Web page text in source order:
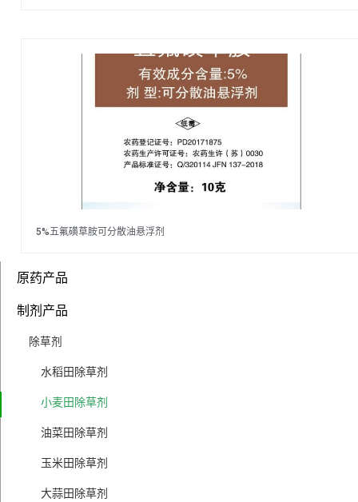
原药产品
制剂产品
除草剂
水稻田除草剂
小麦田除草剂
油菜田除草剂
玉米田除草剂
大蒜田除草剂
5%五氟磺草胺可分散油悬浮剂